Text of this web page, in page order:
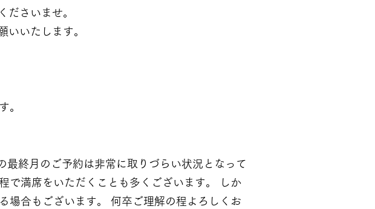
ださいませ。
いいたします。
。
終月のご予約は非常に取りづらい状況となって
で満席をいただくことも多くございます。 しか
場合もございます。 何卒ご理解の程よろしくお